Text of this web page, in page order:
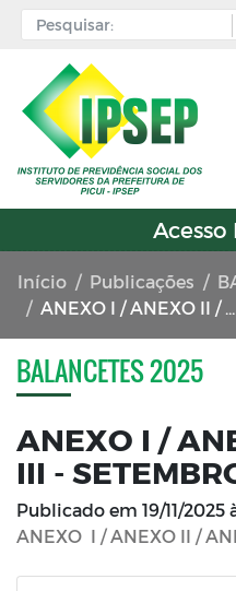
Início Publicações
ANEXO I / ANEXO II / ANEXO III - SETEMBRO
BALANCETES 2025
ANEXO I /
III -
Publicado em 19/11/2025
ANEXO I / ANEXO II /